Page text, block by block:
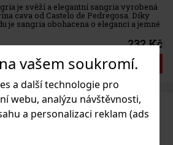
vašem soukromí.
a další technologie pro
webu, analýzu návštěvnosti,
a personalizaci reklam (ads
je svěží a elegantní sangria vyrobená
cava od Castelo de Pedregosa. Díky
je sangria obohacena o eleganci a jemné
sofistikovaný charakter. Při
232 Kč
Do košíku